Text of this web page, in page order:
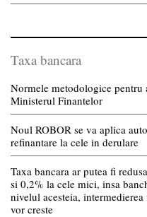
Taxa bancara
Normele metodologice pentru
Ministerul Finantelor
Noul ROBOR se va aplica
refinantare la cele in derulare
Taxa bancara ar putea fi
si 0,2% la cele mici, insa
nivelul acesteia,
vor creste